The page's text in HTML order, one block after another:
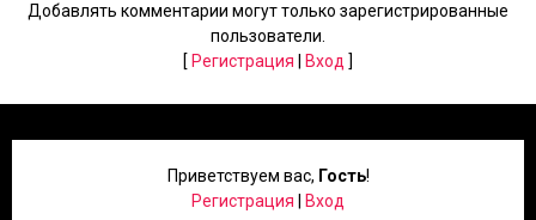
Добавлять комментарии могут только зарегистрированные
пользователи.
[ Регистрация Вход ]
Приветствуем вас, Гость!
Регистрация
Вход